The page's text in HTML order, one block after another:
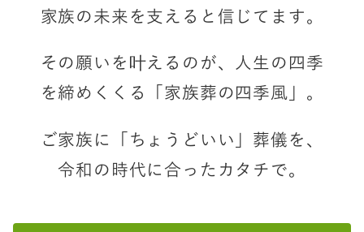
家族の未来を支えると信じてます。
その願いを叶えるのが、
人生の四季
を締めくくる「家族葬の四季風」。
ご家族に「ちょうどいい」葬儀を、
令和の時代に合ったカタチで。